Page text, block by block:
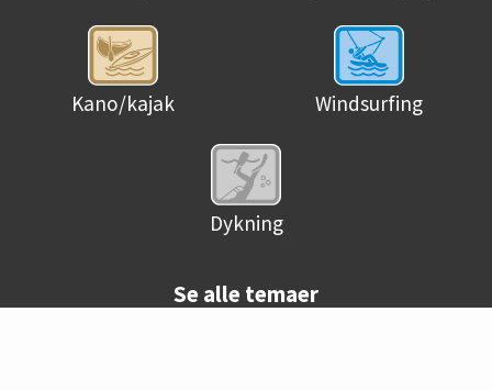
Kano/kajak Windsurfing
Dykning
Se alle temaer